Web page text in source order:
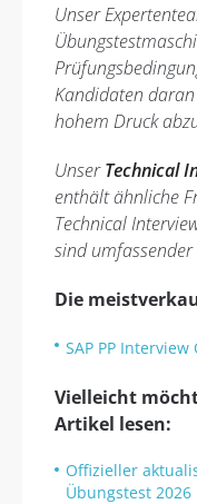
Unser
Kandidaten
hohem Druck
UnserTechnical
enthält ähnliche
Technical
sind
Die
SAP PP Interview
Vielleicht
Artikel lesen:
Offizieller
Übungstest 2026